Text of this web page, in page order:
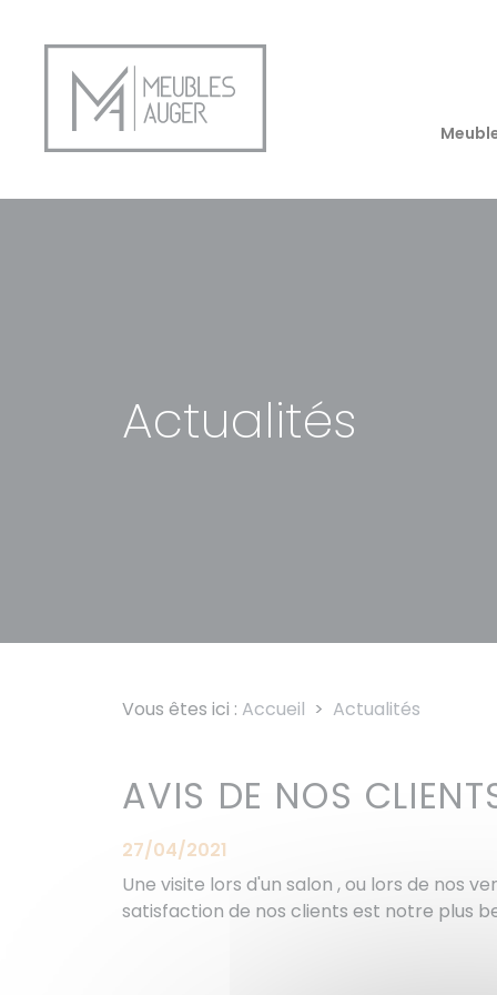
Collection
Actualités
Vous êtes ici : Accueil > Actualités
AVIS DE NOS
27/04/2021
Une visite lors d'un salon , ou lors de nos
satisfaction de nos clients est notre plus